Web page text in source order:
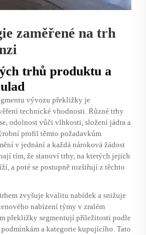
zaměřené na trh
trhů produktu a
vývozu překližky je
technické vhodnosti. Různé trhy
odolnost vůči vlhkosti, složení jádra a
profil těmto požadavkům
v jednání a každá nároková žádost
tím, že stanoví trhy, na kterých jejich
a poté se postupně rozšiřují z těchto
zvyšuje kvalitu nabídek a snižuje
nabízení týmy v zralém
překližky segmentují příležitosti podle
a kategorie kupujícího. Tato